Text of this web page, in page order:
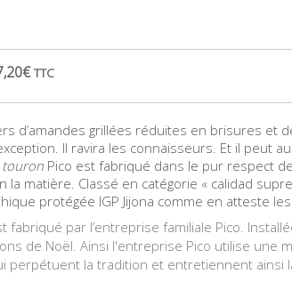
€ TTC
d’amandes grillées réduites en brisures et
Il ravira les connaisseurs. Et il peut
touron Pico est fabriqué dans le pur respect
la matière. Classé en catégorie « calidad
protégée IGP Jijona comme en atteste
fabriqué par l’entreprise familiale Pico.
de Noël. Ainsi l'entreprise Pico utilise
perpétuent la tradition et entretiennent ainsi